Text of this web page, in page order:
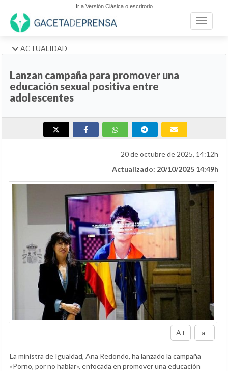
Ir a Versión Clásica o escritorio
Toggle
ACTUALIDAD
Lanzan campaña para promover una
educación sexual positiva entre
adolescentes
20 de octubre de 2025, 14:12h
Actualizado: 20/10/2025 14:49h
A+ a-
La ministra de Igualdad, Ana Redondo, ha lanzado la campaña
«Porno, por no hablar», enfocada en promover una educación